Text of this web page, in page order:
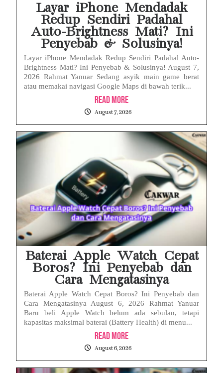
Layar iPhone Mendadak
Redup Sendiri Padahal
Auto-Brightness Mati? Ini
Penyebab & Solusinya!
Layar iPhone Mendadak Redup Sendiri Padahal Auto-
Brightness Mati? Ini Penyebab & Solusinya! August 7,
2026 Rahmat Yanuar Sedang asyik main game berat
atau memakai navigasi Google Maps di bawah terik...
Read More
August 7, 2026
Baterai Apple Watch Cepat
Boros? Ini Penyebab dan
Cara Mengatasinya
Baterai Apple Watch Cepat Boros? Ini Penyebab dan
Cara Mengatasinya August 6, 2026 Rahmat Yanuar
Baru beli Apple Watch belum ada sebulan, tetapi
kapasitas maksimal baterai (Battery Health) di menu...
Read More
August 6, 2026